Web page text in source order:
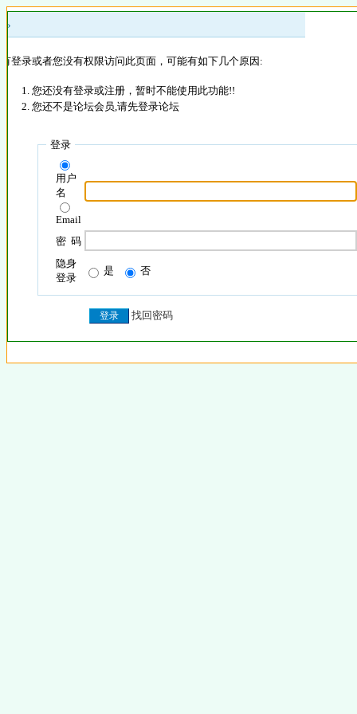
»
登录或者您没有权限访问此页面，可能有如下几个原因:
您还没有登录或注册，暂时不能使用此功能!!
您还不是论坛会员,请先登录论坛
登录
用户
名
Email
密 码
隐身
登录
是 否
找回密码